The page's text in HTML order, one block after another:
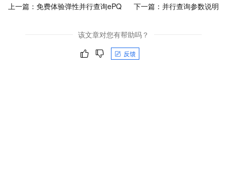
上一篇： 免费体验弹性并行查询ePQ 下一篇： 并行查询参数说明
该文章对您有帮助吗？
反馈